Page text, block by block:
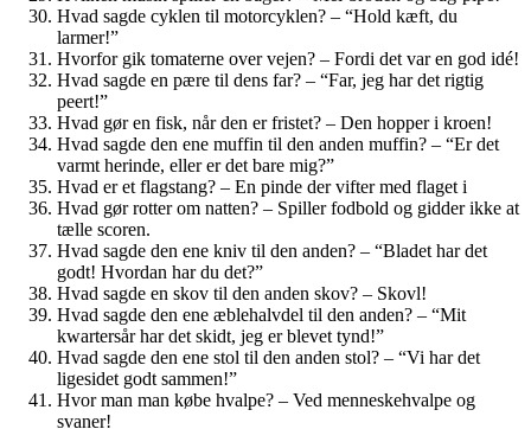
Hvad sagde cyklen til motorcyklen? – “Hold kæft, du
larmer!”
Hvorfor gik tomaterne over vejen? – Fordi det var en god idé!
Hvad sagde en pære til dens far? – “Far, jeg har det rigtig
peert!”
Hvad gør en fisk, når den er fristet? – Den hopper i kroen!
Hvad sagde den ene muffin til den anden muffin? – “Er det
varmt herinde, eller er det bare mig?”
Hvad er et flagstang? – En pinde der vifter med flaget i
Hvad gør rotter om natten? – Spiller fodbold og gidder ikke at
tælle scoren.
Hvad sagde den ene kniv til den anden? – “Bladet har det
godt! Hvordan har du det?”
Hvad sagde en skov til den anden skov? – Skovl!
Hvad sagde den ene æblehalvdel til den anden? – “Mit
kwartersår har det skidt, jeg er blevet tynd!”
Hvad sagde den ene stol til den anden stol? – “Vi har det
ligesidet godt sammen!”
Hvor man man købe hvalpe? – Ved menneskehvalpe og
svaner!